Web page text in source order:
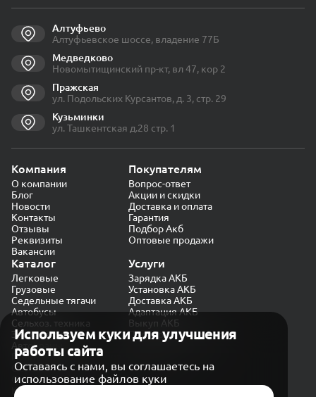
Используем куки для улучшения
работы сайта
Оставаясь с нами, вы соглашаетесь на
использование файлов куки
Алтуфьево
Алтуфьевское шоссе, владение 77Б
Медведково
Новомытищинский пр-кт, вл 47, кор 2
Пражская
ул. Подольских Курсантов, д. 3, стр. 29
Кузьминки
ул. Ташкентская д.28 стр. 1
Компания
О компании
Блог
Новости
Контакты
Отзывы
Реквизиты
Вакансии
Покупателям
Вопрос-ответ
Акции и скидки
Доставка и оплата
Гарантия
Подбор Акб
Оптовые продажи
Каталог
Легковые
Грузовые
Седельные тягачи
Автобусы
Сельхоз. техника
Экскаваторы
Автокраны
Услуги
Зарядка АКБ
Установка АКБ
Доставка АКБ
Адаптация АКБ
Выкуп АКБ
Проверка генератора
Политика конфиденциальности
Обработка персональных данных
Согласие на обработку в «Яндекс.Метрика»
Карта сайта